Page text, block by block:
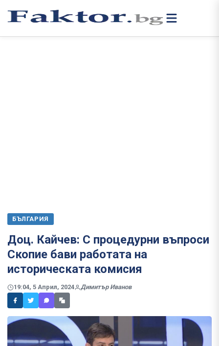
БЪЛГАРИЯ
Доц. Кайчев: С процедурни въпроси
Скопие бави работата на
историческата комисия
19:04, 5 Април, 2024 Димитър Иванов